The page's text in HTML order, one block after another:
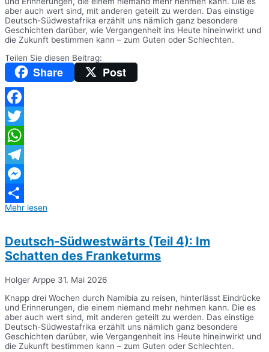
aber auch wert sind, mit anderen geteilt zu werden. Das einstige
Deutsch-Südwestafrika erzählt uns nämlich ganz besondere
Geschichten darüber, wie Vergangenheit ins Heute hineinwirkt und
die Zukunft bestimmen kann – zum Guten oder Schlechten.
Teilen Sie diesen Beitrag:
Share Post
Facebook
Twitter
WhatsApp
Telegram
Messenger
Teilen
Mehr lesen
Deutsch-Südwestwärts (Teil 4): Im
Schatten des Franketurms
Holger Arppe 31. Mai 2026
Knapp drei Wochen durch Namibia zu reisen, hinterlässt Eindrücke
und Erinnerungen, die einem niemand mehr nehmen kann. Die es
aber auch wert sind, mit anderen geteilt zu werden. Das einstige
Deutsch-Südwestafrika erzählt uns nämlich ganz besondere
Geschichten darüber, wie Vergangenheit ins Heute hineinwirkt und
die Zukunft bestimmen kann – zum Guten oder Schlechten.